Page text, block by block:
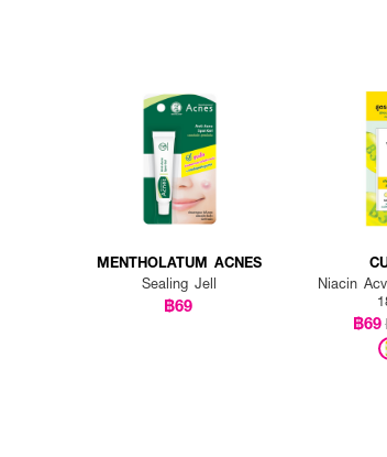
How To
● ใช้ทา
● สามา
MENTHOLATUM ACNES
Sealing Jell
฿69
Niacin
฿69